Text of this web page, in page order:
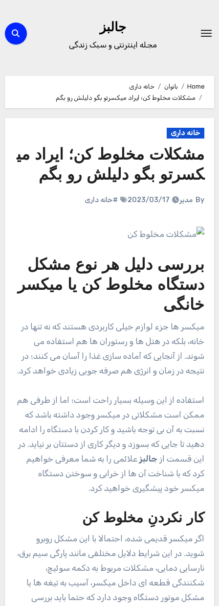
content
جالبز
مجله اینترنتی و سبک زندگی
Home بانوان
خانه داری
مشکلات مخلوط کن؛ ایراد میکسرتو بگو دلیلش رو بگم
خانه داری
مشکلات مخلوط کن؛ ایراد می
کسرتو بگو دلیلش رو بگم
By مدیر 2023/03/17 #خانه داری
بررسی دلیل هر نوع مشکل
دستگاه مخلوط کن یا میکسر
خانگی
میکسر ها جزء لوازم خیلی کاربردی هستند که‌ نه تنها در
خانه، بلکه در هتل ها و رستوران ها هم استفاده می
شوند. از آنجایی که آماده سازی غذا را آسان می کنند؛ در
نتیجه در زمان و انرژی هم صرفه جویی زیادی خواهد کرد.
استفاده از این وسیله بسیار راحت است؛ اما از طرفی هم
ممکن است مشکلاتی در میکسر وجود داشته باشد که
نسبت به آن بی توجه باشید و کار کردن با دستگاه را ادامه
دهید تا جایی که بسوزد و دیگر کاری از دستتان بر نیاید. در
این قسمت از جالبز علائمی را به شما معرفی خواهیم
کرد که با شناخت آن ها از خرابی و سوختن دستگاه
میکسر خود پیشگیری خواهید کرد.
کار نکردنِ مخلوط کن
اگر میکسر قدیمی شده، احتمالا با این مشکل روبرو
شوید. در این شرایط دلایل مختلفی مانند پارگی سیم برق،
نارسایی دمایی، مشکلات مربوط به دکمه سوئیچ،
شکنندگی قطعه ای داخل میکسر، آسیب به تیغه ها یا
مشکل موتور دستگاه وجود دارد که حتما باید بررسی